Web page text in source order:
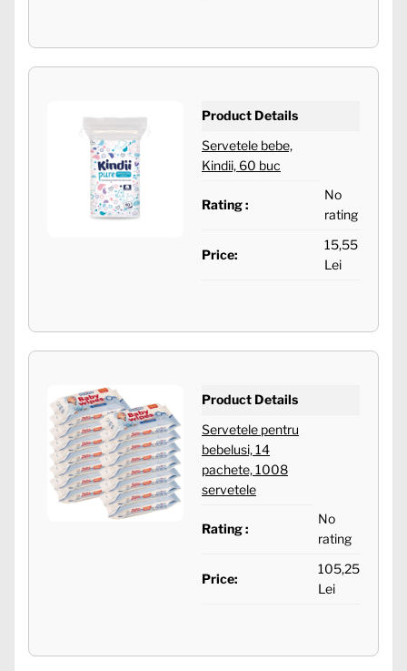
Product Details
Servetele bebe,
Kindii, 60 buc
Rating :
No
rating
Price:
15,55
Lei
Product Details
Servetele pentru
bebelusi, 14
pachete, 1008
servetele
Rating :
No
rating
Price:
105,25
Lei